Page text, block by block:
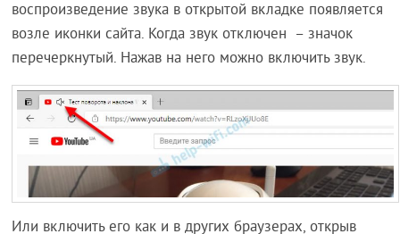
воспроизведение звука в открытой вкладке появляется
возле иконки сайта. Когда звук отключен – значок
перечеркнутый. Нажав на него можно включить звук.
Или включить его как и в других браузерах, открыв